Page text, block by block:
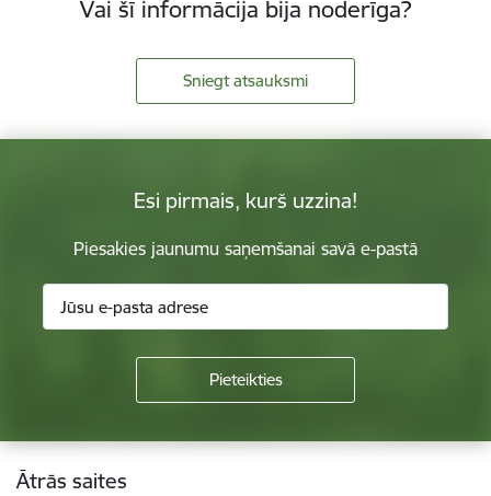
Vai šī informācija bija noderīga?
Sniegt atsauksmi
Esi pirmais, kurš uzzina!
Piesakies jaunumu saņemšanai savā e-pastā
Kājene
Ātrās saites